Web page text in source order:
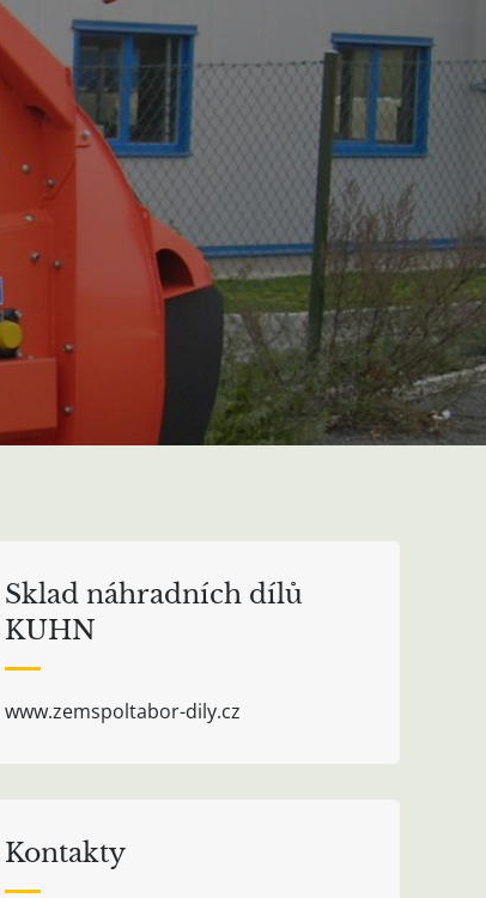
Sklad náhradních dílů
KUHN
www.zemspoltabor-dily.cz
Kontakty